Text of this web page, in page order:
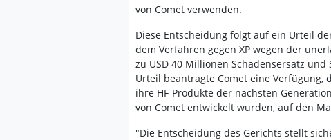
von Comet verwenden.
Diese Entscheidung folgt auf ein Urteil
dem Verfahren gegen XP wegen der
zu USD 40 Millionen Schadensersatz
Urteil beantragte Comet eine Verfügung,
ihre HF-Produkte der nächsten
von Comet entwickelt wurden, auf den
"Die Entscheidung des Gerichts stellt